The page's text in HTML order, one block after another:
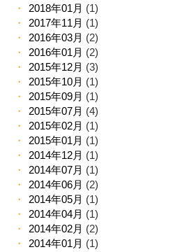
2018年01月 (1)
2017年11月 (1)
2016年03月 (2)
2016年01月 (2)
2015年12月 (3)
2015年10月 (1)
2015年09月 (1)
2015年07月 (4)
2015年02月 (1)
2015年01月 (1)
2014年12月 (1)
2014年07月 (1)
2014年06月 (2)
2014年05月 (1)
2014年04月 (1)
2014年02月 (2)
2014年01月 (1)